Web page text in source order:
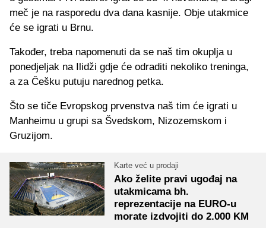
meč je na rasporedu dva dana kasnije. Obje utakmice
će se igrati u Brnu.
Također, treba napomenuti da se naš tim okuplja u
ponedjeljak na Ilidži gdje će odraditi nekoliko treninga,
a za Češku putuju narednog petka.
Što se tiče Evropskog prvenstva naš tim će igrati u
Manheimu u grupi sa Švedskom, Nizozemskom i
Gruzijom.
Karte već u prodaji
Ako želite pravi ugođaj na
utakmicama bh.
reprezentacije na EURO-u
morate izdvojiti do 2.000 KM